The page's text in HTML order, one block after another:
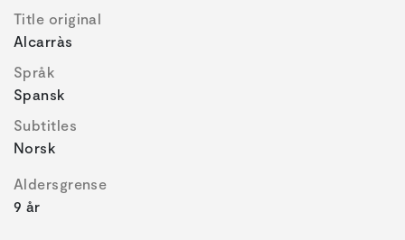
Title original
Alcarràs
Språk
Spansk
Subtitles
Norsk
Aldersgrense
9 år